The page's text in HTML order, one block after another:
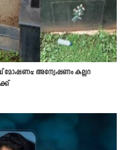
മോഷണം; അന്വേഷണം കല്ലറ